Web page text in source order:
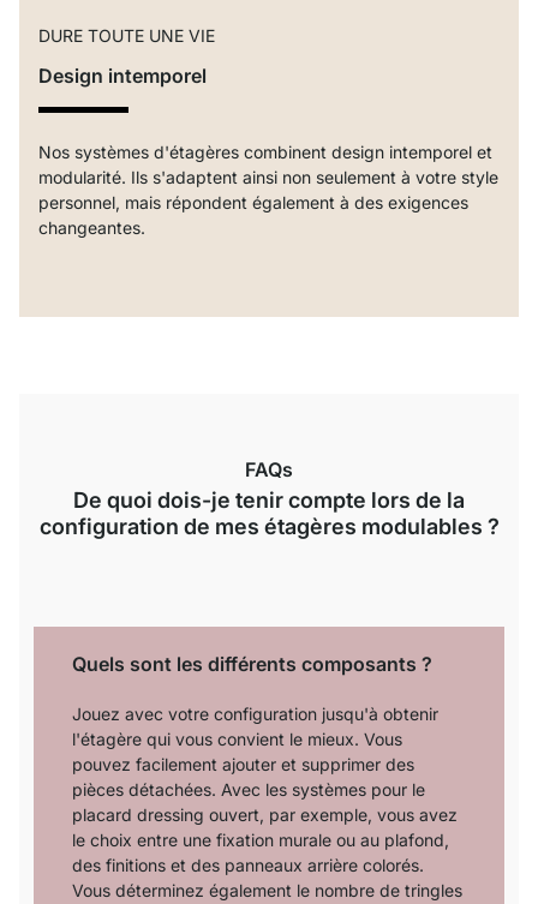
DURE TOUTE UNE VIE
Design intemporel
Nos systèmes d'étagères combinent design intemporel et
modularité. Ils s'adaptent ainsi non seulement à votre style
personnel, mais répondent également à des exigences
changeantes.
FAQs
De quoi dois-je tenir compte lors de la
configuration de mes étagères modulables ?
Quels sont les différents composants ?
Jouez avec votre configuration jusqu'à obtenir
l'étagère qui vous convient le mieux. Vous
pouvez facilement ajouter et supprimer des
pièces détachées. Avec les systèmes pour le
placard dressing ouvert, par exemple, vous avez
le choix entre une fixation murale ou au plafond,
des finitions et des panneaux arrière colorés.
Vous déterminez également le nombre de tringles